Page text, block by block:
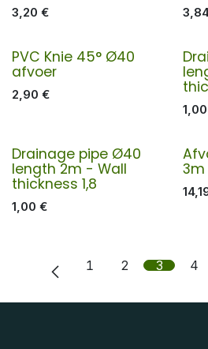
3,20 €
PVC Knie 45° Ø40
afvoer
2,90 €
1,00
Drainage pipe Ø40
length 2m - Wall
thickness 1,8
1,00 €
3m
1 2 3 4